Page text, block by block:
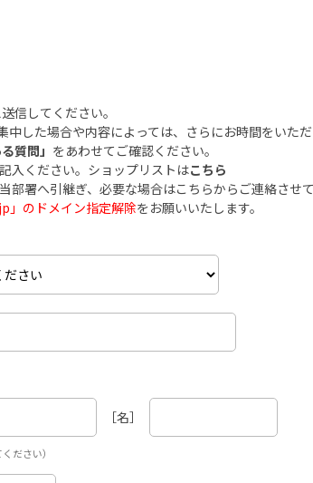
信してください。
した場合や内容によっては、さらにお時間をいた
質問」 をあわせてご確認ください。
入ください。ショップリストはこちら
署へ引継ぎ、必要な場合はこちらからご連絡させ
」のドメイン指定解除をお願いいたします。
［名］
ださい）